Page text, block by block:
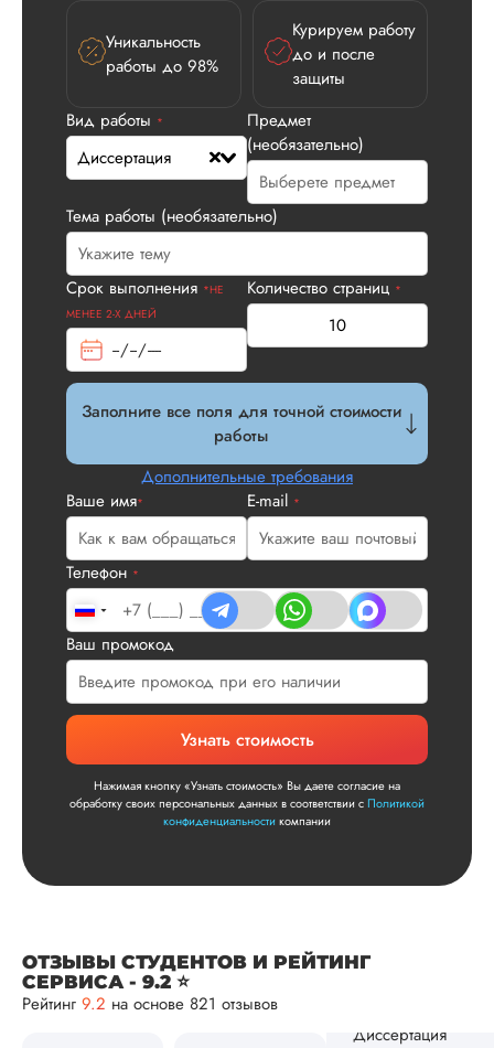
Уникальность
работы до 98%
Курируем работу
до и после
защиты
Вид работы *
Диссертация
Предмет
(необязательно)
Тема работы (необязательно)
Срок выполнения *НЕ
МЕНЕЕ 2-Х ДНЕЙ
Количество страниц *
Заполните все поля для точной стоимости
работы
Дополнительные требования
Ваше имя* E-mail *
Телефон *
Ваш промокод
Узнать стоимость
Нажимая кнопку «Узнать стоимость» Вы даете согласие на
обработку своих персональных данных в соответствии сПолитикой
конфиденциальностикомпании
ОТЗЫВЫ СТУДЕНТОВ И РЕЙТИНГ
СЕРВИСА - 9.2 ⭐
Рейтинг 9.2 на основе 821 отзывов
Илья П.
Диссертация
Дата:2026-05-21
У нас с другом
устроила стоимость
услуги, наличие
официального
договора. Само
по структуре
что не было
не задалбывали,
посмотрели, что
Читать полный
улыбкой!
Диссертация